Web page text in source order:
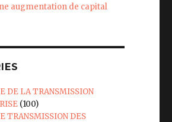
augmentation de capital
DE LA TRANSMISSION
(100)
TRANSMISSION DES